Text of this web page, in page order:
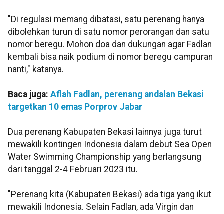
"Di regulasi memang dibatasi, satu perenang hanya
dibolehkan turun di satu nomor perorangan dan satu
nomor beregu. Mohon doa dan dukungan agar Fadlan
kembali bisa naik podium di nomor beregu campuran
nanti," katanya.
Baca juga: Aflah Fadlan, perenang andalan Bekasi
targetkan 10 emas Porprov Jabar
Dua perenang Kabupaten Bekasi lainnya juga turut
mewakili kontingen Indonesia dalam debut Sea Open
Water Swimming Championship yang berlangsung
dari tanggal 2-4 Februari 2023 itu.
"Perenang kita (Kabupaten Bekasi) ada tiga yang ikut
mewakili Indonesia. Selain Fadlan, ada Virgin dan